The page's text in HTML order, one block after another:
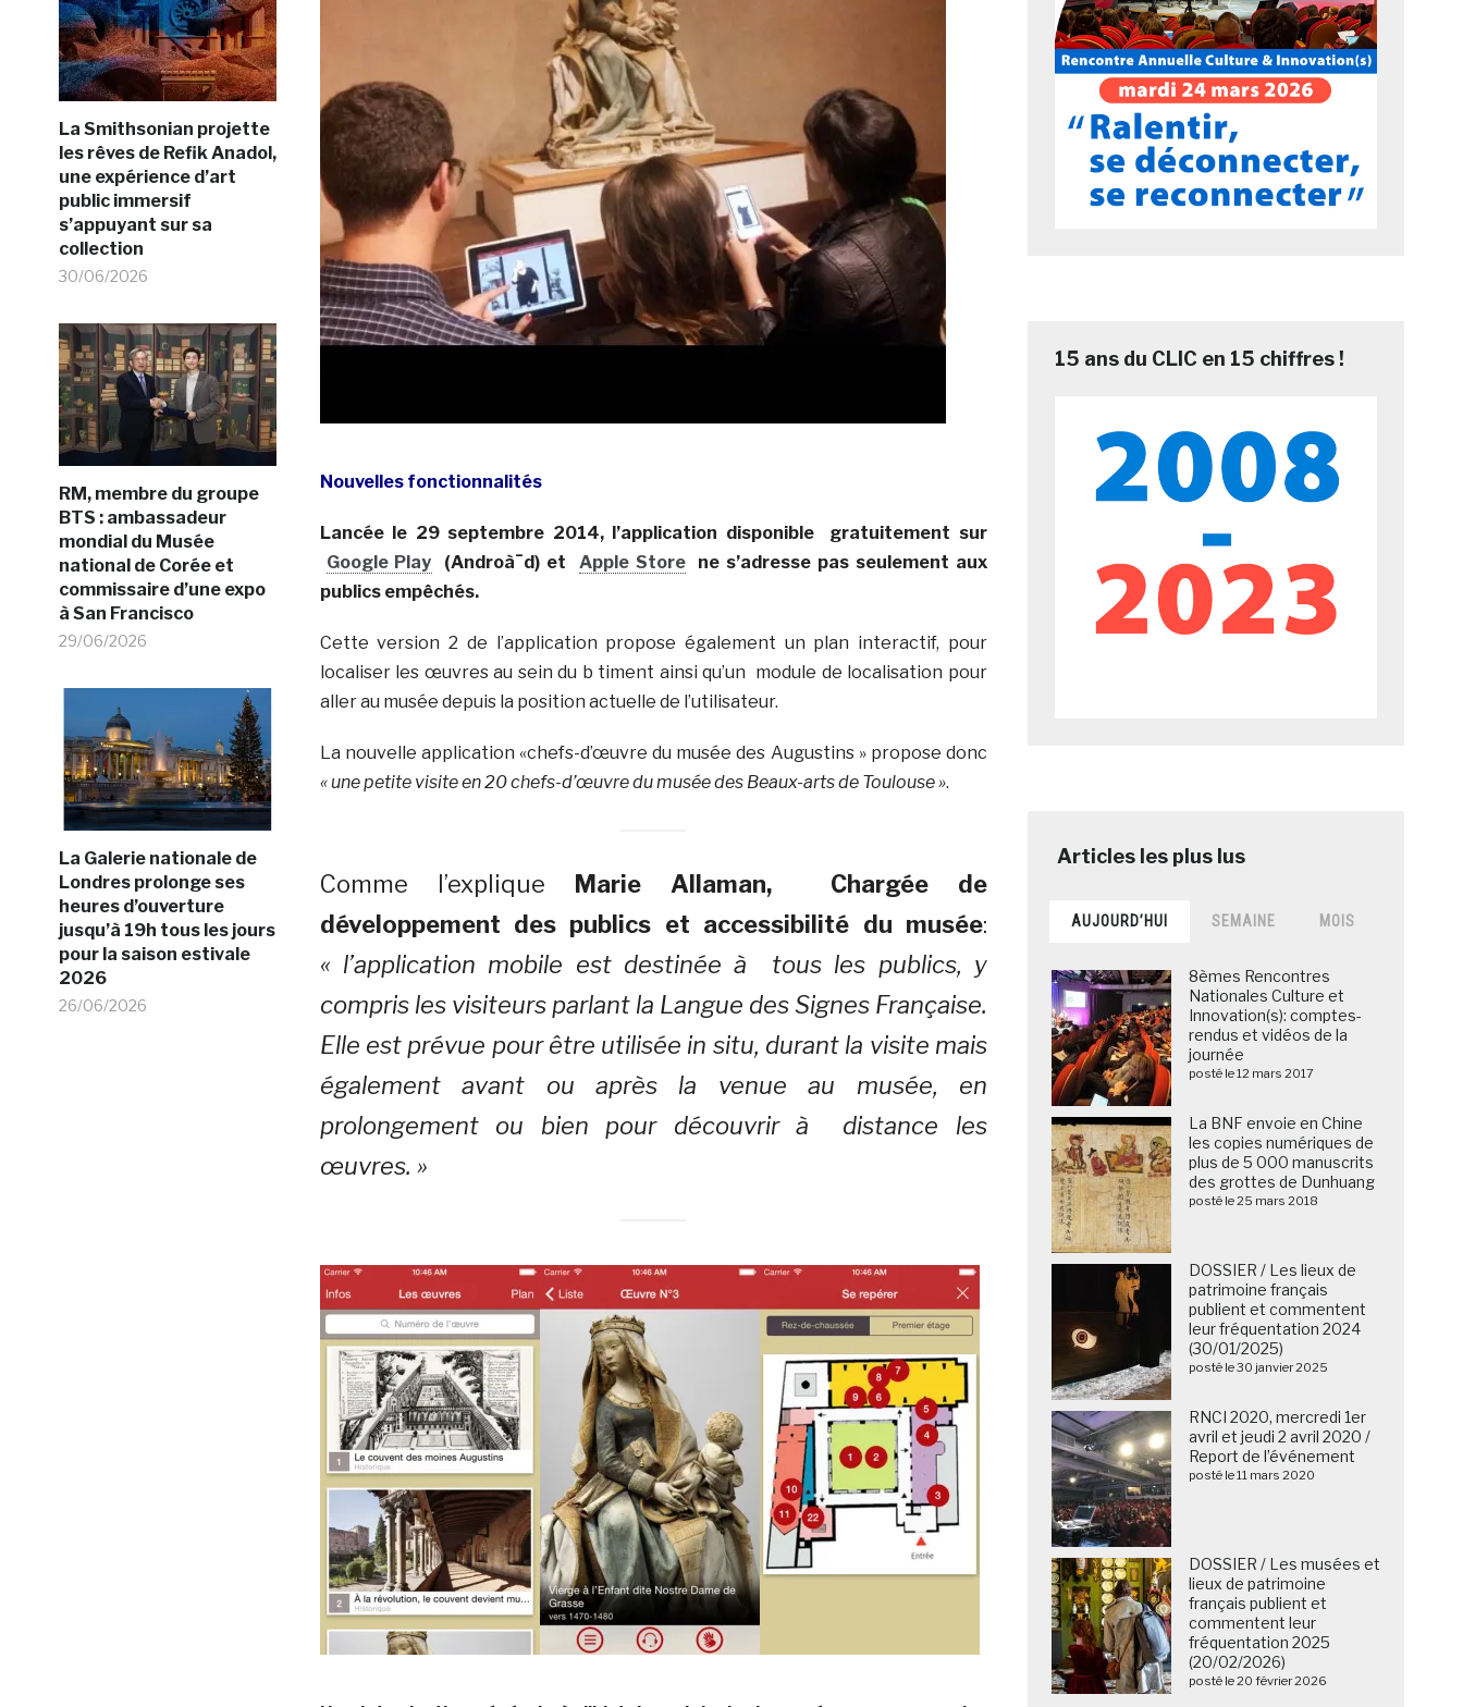
La Smithsonian projette
les rêves de Refik Anadol,
une expérience d’art
public immersif
s’appuyant sur sa
collection
30/06/2026
RM, membre du groupe
BTS : ambassadeur
mondial du Musée
national de Corée et
commissaire d’une expo
à San Francisco
29/06/2026
La Galerie nationale de
Londres prolonge ses
heures d’ouverture
jusqu’à 19h tous les jours
pour la saison estivale
2026
26/06/2026
Nouvelles fonctionnalités
Lancée le 29 septembre 2014, l’application disponible gratuitement sur
Google Play (Androà¯d) et Apple Storene s’adresse pas seulement aux
publics empêchés.
Cette version 2 de l’application propose également un plan interactif, pour
localiser les œuvres au sein du b timent ainsi qu’un module de localisation pour
aller au musée depuis la position actuelle de l’utilisateur.
La nouvelle application «chefs-d’œuvre du musée des Augustins » propose donc
« une petite visite en 20 chefs-d’œuvre du musée des Beaux-arts de Toulouse ».
Comme l’explique Marie Allaman, Chargée de
développement des publics et accessibilité du musée:
« l’application mobile est destinée à tous les publics, y
compris les visiteurs parlant la Langue des Signes Française.
Elle est prévue pour être utilisée in situ, durant la visite mais
également avant ou après la venue au musée, en
prolongement ou bien pour découvrir à distance les
œuvres. »
15 ans du CLIC en 15 chiffres !
AUJOURD’HUI SEMAINE MOIS
8èmes Rencontres
Nationales Culture et
Innovation(s): comptes-
rendus et vidéos de la
journée
posté le 12 mars 2017
La BNF envoie en Chine
les copies numériques de
plus de 5 000 manuscrits
des grottes de Dunhuang
posté le 25 mars 2018
DOSSIER / Les lieux de
patrimoine français
publient et commentent
leur fréquentation 2024
(30/01/2025)
posté le 30 janvier 2025
RNCI 2020, mercredi 1er
avril et jeudi 2 avril 2020 /
Report de l’événement
posté le 11 mars 2020
DOSSIER / Les musées et
lieux de patrimoine
français publient et
commentent leur
fréquentation 2025
(20/02/2026)
posté le 20 février 2026